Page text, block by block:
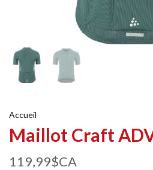
Accueil
Maillot Craft
119,99$CA